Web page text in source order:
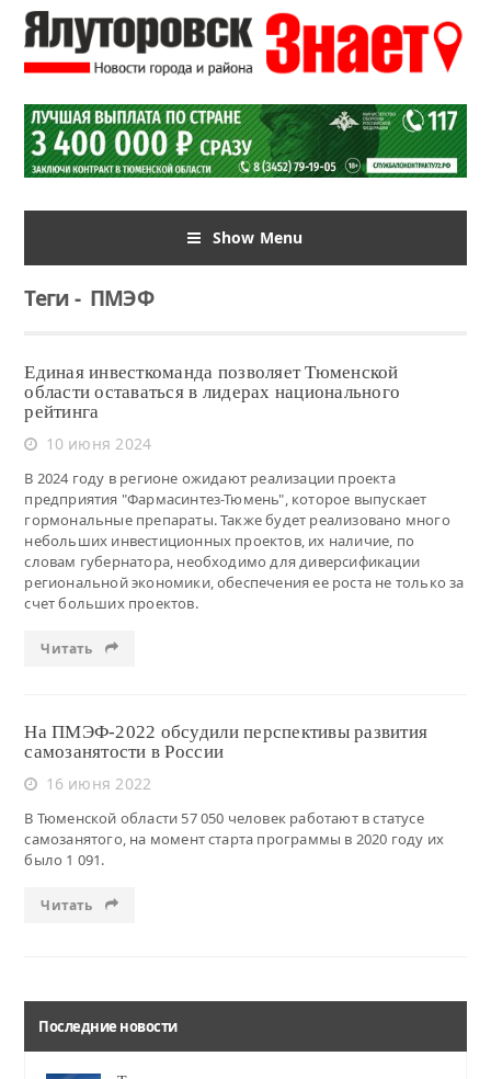
Show Menu
Теги-ПМЭФ
Единая инвесткоманда позволяет Тюменской
области оставаться в лидерах национального
рейтинга
10 июня 2024
В 2024 году в регионе ожидают реализации проекта
предприятия "Фармасинтез-Тюмень", которое выпускает
гормональные препараты. Также будет реализовано много
небольших инвестиционных проектов, их наличие, по
словам губернатора, необходимо для диверсификации
региональной экономики, обеспечения ее роста не только за
счет больших проектов.
Читать
На ПМЭФ-2022 обсудили перспективы развития
самозанятости в России
16 июня 2022
В Тюменской области 57 050 человек работают в статусе
самозанятого, на момент старта программы в 2020 году их
было 1 091.
Читать
Последние новости